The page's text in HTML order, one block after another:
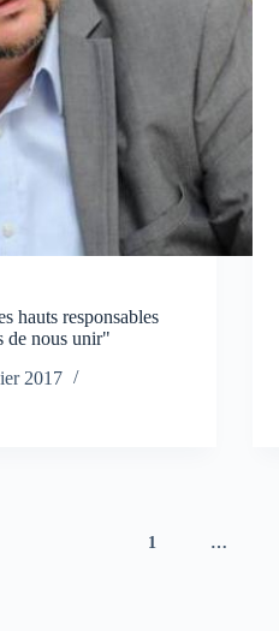
hauts responsables
de nous unir"
2017
1 …